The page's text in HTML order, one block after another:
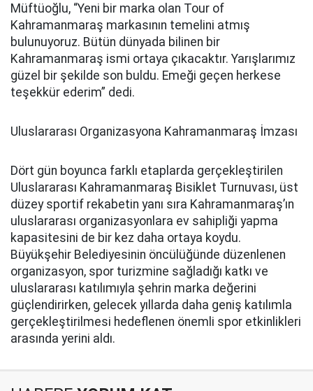
Müftüoğlu, “Yeni bir marka olan Tour of
Kahramanmaraş markasının temelini atmış
bulunuyoruz. Bütün dünyada bilinen bir
Kahramanmaraş ismi ortaya çıkacaktır. Yarışlarımız
güzel bir şekilde son buldu. Emeği geçen herkese
teşekkür ederim” dedi.
Uluslararası Organizasyona Kahramanmaraş İmzası
Dört gün boyunca farklı etaplarda gerçekleştirilen
Uluslararası Kahramanmaraş Bisiklet Turnuvası, üst
düzey sportif rekabetin yanı sıra Kahramanmaraş’ın
uluslararası organizasyonlara ev sahipliği yapma
kapasitesini de bir kez daha ortaya koydu.
Büyükşehir Belediyesinin öncülüğünde düzenlenen
organizasyon, spor turizmine sağladığı katkı ve
uluslararası katılımıyla şehrin marka değerini
güçlendirirken, gelecek yıllarda daha geniş katılımla
gerçekleştirilmesi hedeflenen önemli spor etkinlikleri
arasında yerini aldı.